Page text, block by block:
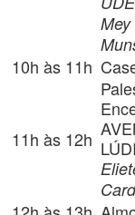
10h às 11h
11h às 12h